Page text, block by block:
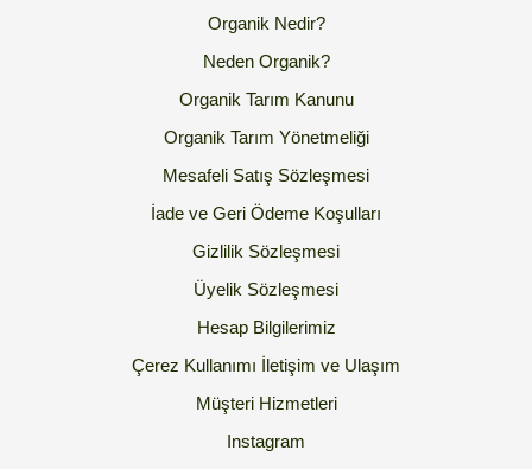
Organik Nedir?
Neden Organik?
Organik Tarım Kanunu
Organik Tarım Yönetmeliği
Mesafeli Satış Sözleşmesi
İade ve Geri Ödeme Koşulları
Gizlilik Sözleşmesi
Üyelik Sözleşmesi
Hesap Bilgilerimiz
Çerez Kullanımı İletişim ve Ulaşım
Müşteri Hizmetleri
Instagram